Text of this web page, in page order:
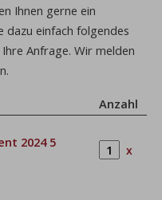
Ihnen gerne ein
dazu einfach folgendes
Anfrage. Wir melden
Anzahl
2024 5
x